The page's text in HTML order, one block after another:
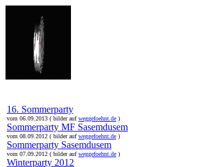
16. Sommerparty
vom 06.09.2013 ( bilder aufweggefoehnt.de )
Sommerparty MF Sasemdusem
vom 08.09.2012 ( bilder aufweggefoehnt.de )
Sommerparty Sasemdusem
vom 07.09.2012 ( bilder aufweggefoehnt.de )
Winterparty 2012